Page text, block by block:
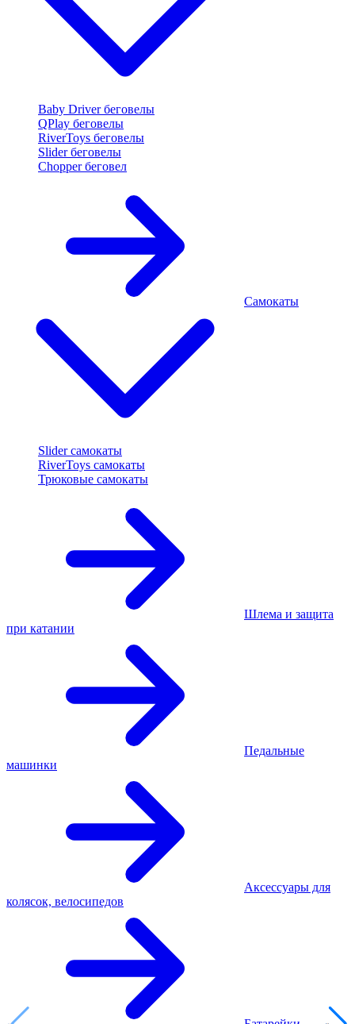
Baby Driver беговелы
QPlay беговелы
RiverToys беговелы
Slider беговелы
Chopper беговел
Самокаты
Slider самокаты
RiverToys самокаты
Трюковые самокаты
Шлема и защита
при катании
Педальные
машинки
Аксессуары для
колясок, велосипедов